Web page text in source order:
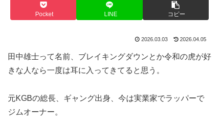
Pocket LINE コピー
2026.03.03 2026.04.05
田中雄士って名前、ブレイキングダウンとか令和の虎が好
きな人なら一度は耳に入ってきてると思う。
元KGBの総長、ギャング出身、今は実業家でラッパーで
ジムオーナー。